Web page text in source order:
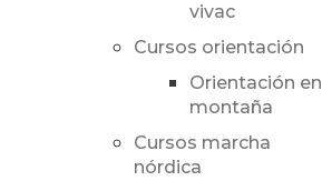
vivac
Cursos orientación
Orientación en
montaña
Cursos marcha
nórdica